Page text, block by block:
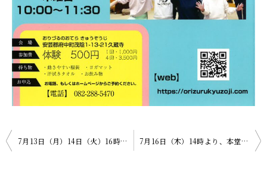
投
7月13日（月）14日（火）16時30分より、嗚灯院（アート院：旧本堂）にて「おてらde造形おそび」があります！ 7月16日（木）14時より、本堂にて「写経・写仏＆ブックCafe」があります。